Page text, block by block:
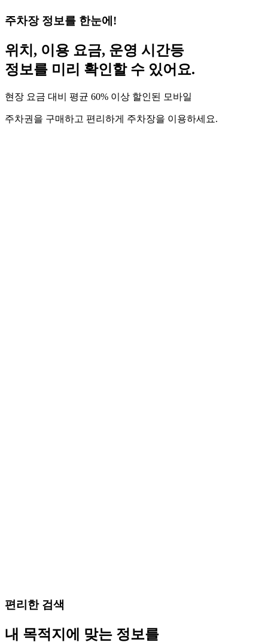
주차장 정보를 한눈에!
위치, 이용 요금, 운영 시간등
정보를 미리 확인할 수 있어요.
현장 요금 대비 평균 60% 이상 할인된 모바일
주차권을 구매하고 편리하게 주차장을 이용하세요.
편리한 검색
내 목적지에 맞는 정보를